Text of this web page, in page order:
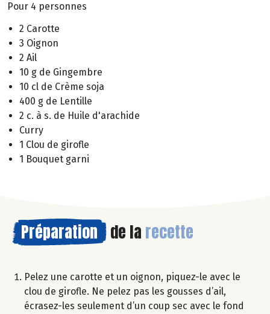
Pour 4 personnes
2 Carotte
3 Oignon
2 Ail
10 g de Gingembre
10 cl de Crème soja
400 g de Lentille
2 c. à s. de Huile d'arachide
Curry
1 Clou de girofle
1 Bouquet garni
Préparation de la recette
Pelez une carotte et un oignon, piquez-le avec le
clou de girofle. Ne pelez pas les gousses d’ail,
écrasez-les seulement d’un coup sec avec le fond